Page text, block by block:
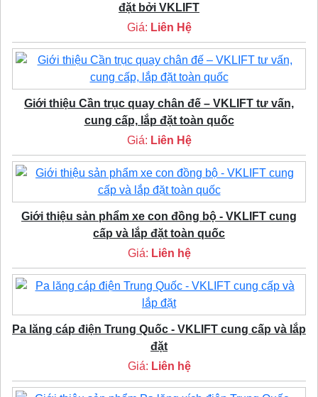
đặt bởi VKLIFT
Giá: Liên Hệ
Giới thiệu Cần trục quay chân đế – VKLIFT tư vấn,
cung cấp, lắp đặt toàn quốc
Giá: Liên Hệ
Giới thiệu sản phẩm xe con đồng bộ - VKLIFT cung
cấp và lắp đặt toàn quốc
Giá: Liên hệ
Pa lăng cáp điện Trung Quốc - VKLIFT cung cấp và lắp
đặt
Giá: Liên hệ